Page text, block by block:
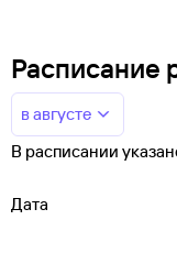
Расписание
в августе
В расписании
Дата